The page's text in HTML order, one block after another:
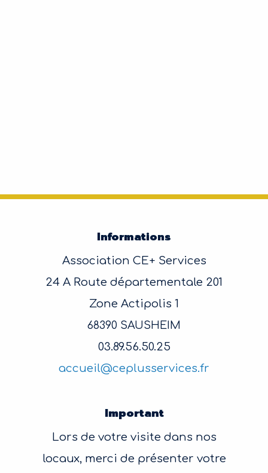
Informations
Association CE+ Services
24 A Route départementale 201
Zone Actipolis 1
68390 SAUSHEIM
03.89.56.50.25
accueil@ceplusservices.fr
Important
Lors de votre visite dans nos
locaux, merci de présenter votre